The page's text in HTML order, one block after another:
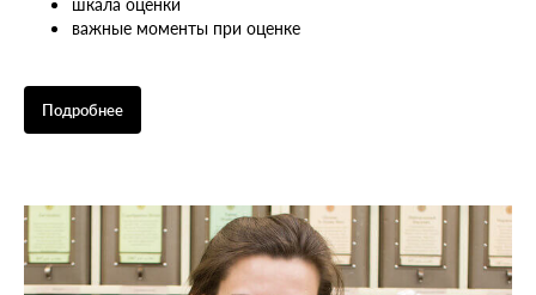
важные моменты при оценке
Подробнее